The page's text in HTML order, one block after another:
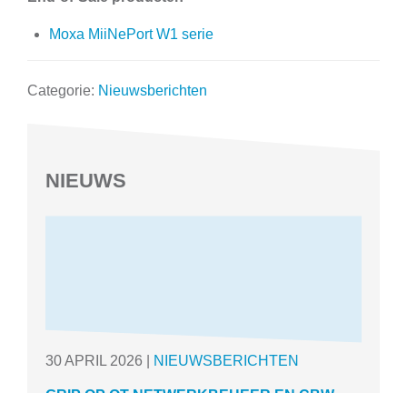
Moxa MiiNePort W1 serie
Categorie: Nieuwsberichten
NIEUWS
30APRIL 2026 NIEUWSBERICHTEN